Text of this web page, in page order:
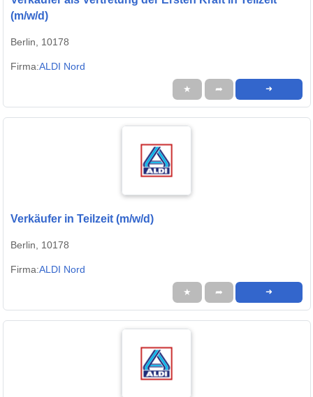
(m/w/d)
Berlin, 10178
Firma:ALDI Nord
★ ➦ ➜
Verkäufer in Teilzeit (m/w/d)
Berlin, 10178
Firma:ALDI Nord
★ ➦ ➜